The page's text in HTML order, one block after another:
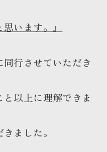
います。』
行させていただき
以上に理解できま
ました。